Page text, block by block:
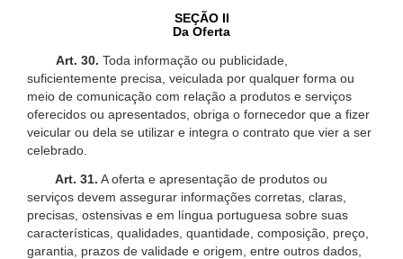
SEÇÃO II
Da Oferta
Art. 30. Toda informação ou publicidade,
suficientemente precisa, veiculada por qualquer forma ou
meio de comunicação com relação a produtos e serviços
oferecidos ou apresentados, obriga o fornecedor que a fizer
veicular ou dela se utilizar e integra o contrato que vier a ser
celebrado.
Art. 31. A oferta e apresentação de produtos ou
serviços devem assegurar informações corretas, claras,
precisas, ostensivas e em língua portuguesa sobre suas
características, qualidades, quantidade, composição, preço,
garantia, prazos de validade e origem, entre outros dados,